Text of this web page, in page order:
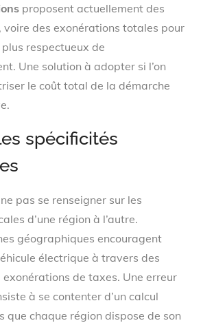
proposent actuellement des
des exonérations totales pour
respectueux de
Une solution à adopter si l’on
le coût total de la démarche
spécificités
pas se renseigner sur les
d’une région à l’autre.
géographiques encouragent
électrique à travers des
exonérations de taxes. Une erreur
à se contenter d’un calcul
que chaque région dispose de son